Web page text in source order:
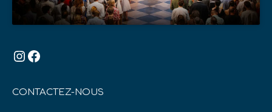
Instagram
Facebook
CONTACTEZ-NOUS